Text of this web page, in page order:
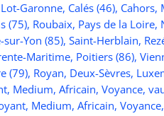
Garonne, Calés (46), Cahors,
(75), Roubaix, Pays de la Loire,
Yon (85), Saint-Herblain,
Maritime, Poitiers (86),
(79), Royan, Deux-Sèvres,
Medium, Africain, Voyance,
Medium, Africain,